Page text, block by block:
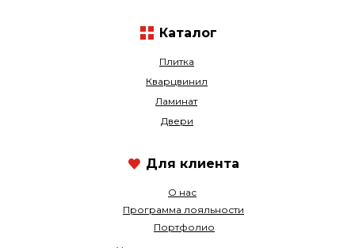
Плитка
Кварцвинил
О нас
Ламинат
Программа лояльности
Двери
Портфолио
Каталог
Для клиента